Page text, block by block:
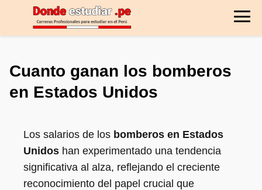
Cuanto ganan los bomberos
en Estados Unidos
Los salarios de los bomberos en Estados
Unidos han experimentado una tendencia
significativa al alza, reflejando el creciente
reconocimiento del papel crucial que